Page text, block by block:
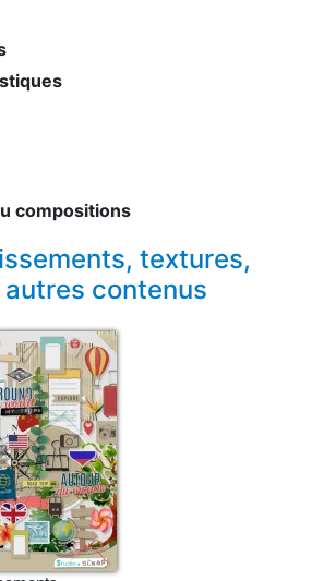
compositions
textures,
contenus